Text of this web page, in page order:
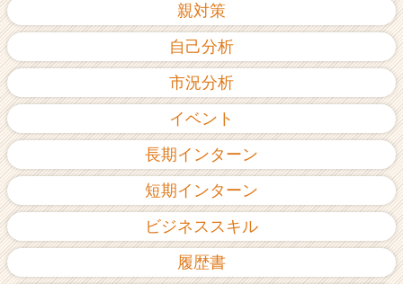
親対策
自己分析
市況分析
イベント
長期インターン
短期インターン
ビジネススキル
履歴書